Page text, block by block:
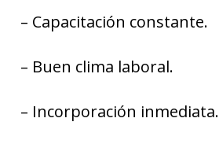
– Capacitación constante.
– Buen clima laboral.
– Incorporación inmediata.